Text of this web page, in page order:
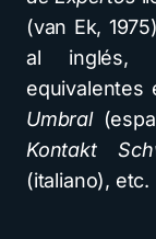
(van Ek,
al inglés,
equivalentes
Umbral
Kontakt
(italiano), etc.